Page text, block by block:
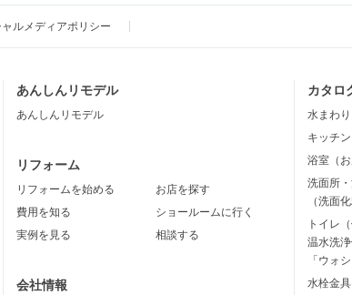
ルメディアポリシー
あんしんリモデル
あんしんリモデル
リフォーム
リフォームを始める
費用を知る
実例を見る
お店を探す
ショールームに行く
相談する
会社情報
カタロ
水まわ
キッチ
浴室（
洗面所
（洗面
トイレ
温水洗
「ウォ
水栓金具